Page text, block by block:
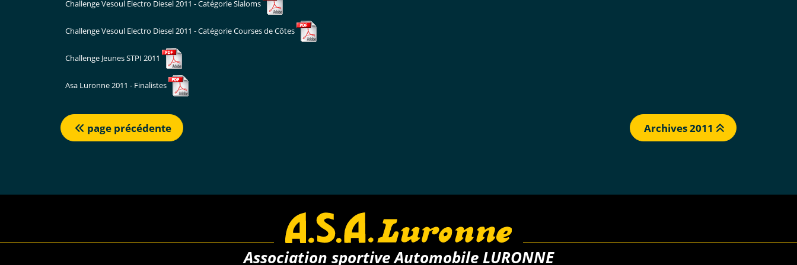
Challenge Vesoul Electro Diesel 2011 - Catégorie Slaloms
Challenge Vesoul Electro Diesel 2011 - Catégorie Courses de Côtes
Challenge Jeunes STPI 2011
Asa Luronne 2011 - Finalistes
page précédente Archives 2011
Association sportive Automobile LURONNE